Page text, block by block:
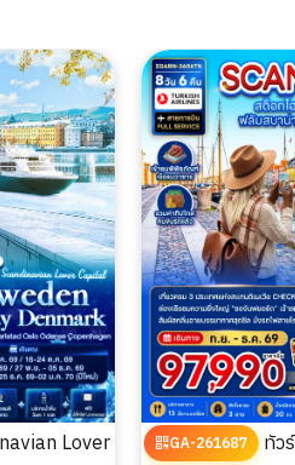
GA-261687
ทัวร์สแกนดิเนเวีย สวีเดน